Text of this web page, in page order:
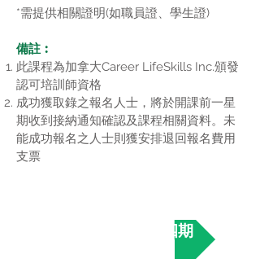
​*需提供相關證明(如職員證、學生證)
備註︰
此課程為加拿大Career LifeSkills Inc.頒發
認可培訓師資格
成功獲取錄之報名人士，將於開課前一星
期收到接納通知確認及課程相關資料。未
能成功報名之人士則獲安排退回報名費用
支票
立即報讀第五十四期